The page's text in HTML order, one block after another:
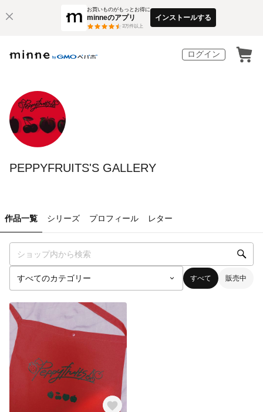
お買いものがもっとお得に
minneのアプリ
3万件以上
インストールする
ログイン
PEPPYFRUITS'S GALLERY
作品一覧 シリーズ プロフィール レター
すべて 販売中